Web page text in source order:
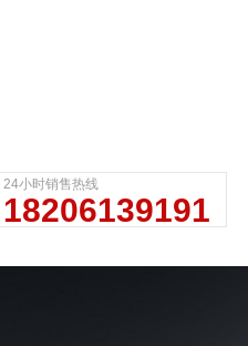
24小时销售热线
18206139191